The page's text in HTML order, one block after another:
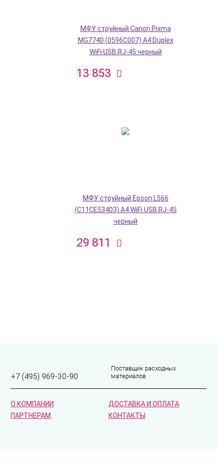
МФУ струйный Canon Pixma
MG7740 (0596C007) A4 Duplex
WiFi USB RJ-45 черный
13 853
МФУ струйный Epson L566
(C11CE53403) A4 WiFi USB RJ-45
черный
29 811
+7 (495) 969-30-90
Поставщик расходных
материалов
О КОМПАНИИ
ДОСТАВКА И ОПЛАТА
ПАРТНЕРАМ
КОНТАКТЫ